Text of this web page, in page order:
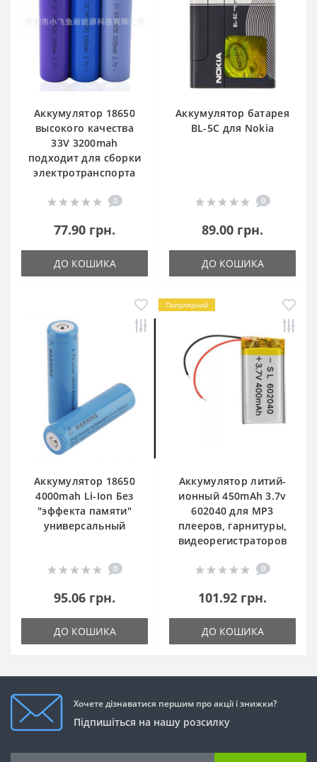
Аккумулятор 18650
высокого качества
33V 3200mah
подходит для сборки
электротранспорта
0
77.90 грн.
ДО КОШИКА
Аккумулятор батарея
BL-5C для Nokia
0
89.00 грн.
ДО КОШИКА
Аккумулятор 18650
4000mah Li-Ion Без
"эффекта памяти"
универсальный
0
95.06 грн.
ДО КОШИКА
Популярний
Аккумулятор литий-
ионный 450mAh 3.7v
602040 для MP3
плееров, гарнитуры,
видеорегистраторов
0
101.92 грн.
ДО КОШИКА
Хочете дізнаватися першим про акції і знижки?
Підпишіться на нашу розсилку